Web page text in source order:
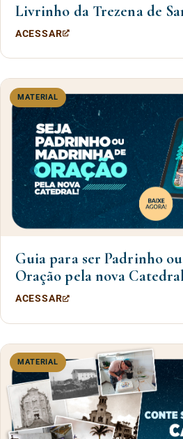
Livrinho da Trezena de
ACESSAR
MATERIAL
Guia para ser Padrinho
Oração pela nova
ACESSAR
MATERIAL